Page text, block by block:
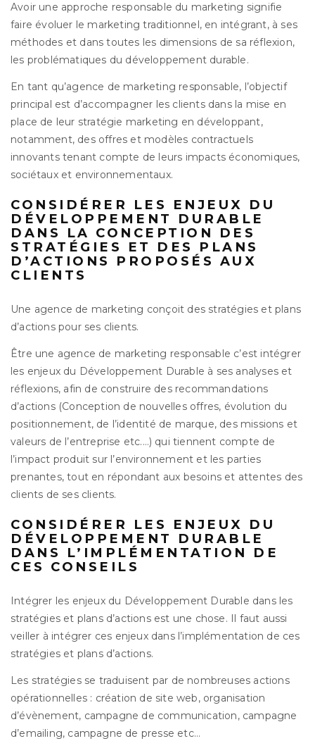
Avoir une approche responsable du marketing signifie
faire évoluer le marketing traditionnel, en intégrant, à ses
méthodes et dans toutes les dimensions de sa réflexion,
les problématiques du développement durable.
En tant qu’agence de marketing responsable, l’objectif
principal est d’accompagner les clients dans la mise en
place de leur stratégie marketing en développant,
notamment, des offres et modèles contractuels
innovants tenant compte de leurs impacts économiques,
sociétaux et environnementaux.
CONSIDÉRER LES ENJEUX DU
DÉVELOPPEMENT DURABLE
DANS LA CONCEPTION DES
STRATÉGIES ET DES PLANS
D’ACTIONS PROPOSÉS AUX
CLIENTS
Une agence de marketing conçoit des stratégies et plans
d’actions pour ses clients.
Être une agence de marketing responsable c’est intégrer
les enjeux du Développement Durable à ses analyses et
réflexions, afin de construire des recommandations
d’actions (Conception de nouvelles offres, évolution du
positionnement, de l’identité de marque, des missions et
valeurs de l’entreprise etc.…) qui tiennent compte de
l’impact produit sur l’environnement et les parties
prenantes, tout en répondant aux besoins et attentes des
clients de ses clients.
CONSIDÉRER LES ENJEUX DU
DÉVELOPPEMENT DURABLE
DANS L’IMPLÉMENTATION DE
CES CONSEILS
Intégrer les enjeux du Développement Durable dans les
stratégies et plans d’actions est une chose. Il faut aussi
veiller à intégrer ces enjeux dans l’implémentation de ces
stratégies et plans d’actions.
Les stratégies se traduisent par de nombreuses actions
opérationnelles : création de site web, organisation
d’évènement, campagne de communication, campagne
d’emailing, campagne de presse etc…